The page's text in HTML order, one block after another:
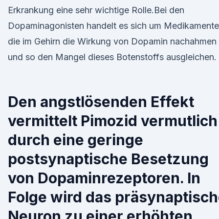
Erkrankung eine sehr wichtige Rolle.Bei den
Dopaminagonisten handelt es sich um
die im Gehirn die Wirkung von Dopamin nachahmen
und so den Mangel dieses Botenstoffs ausgleichen.
Den angstlösenden Effekt
vermittelt Pimozid vermutlich
durch eine geringe
postsynaptische Besetzung
von Dopaminrezeptoren. In
Folge wird das